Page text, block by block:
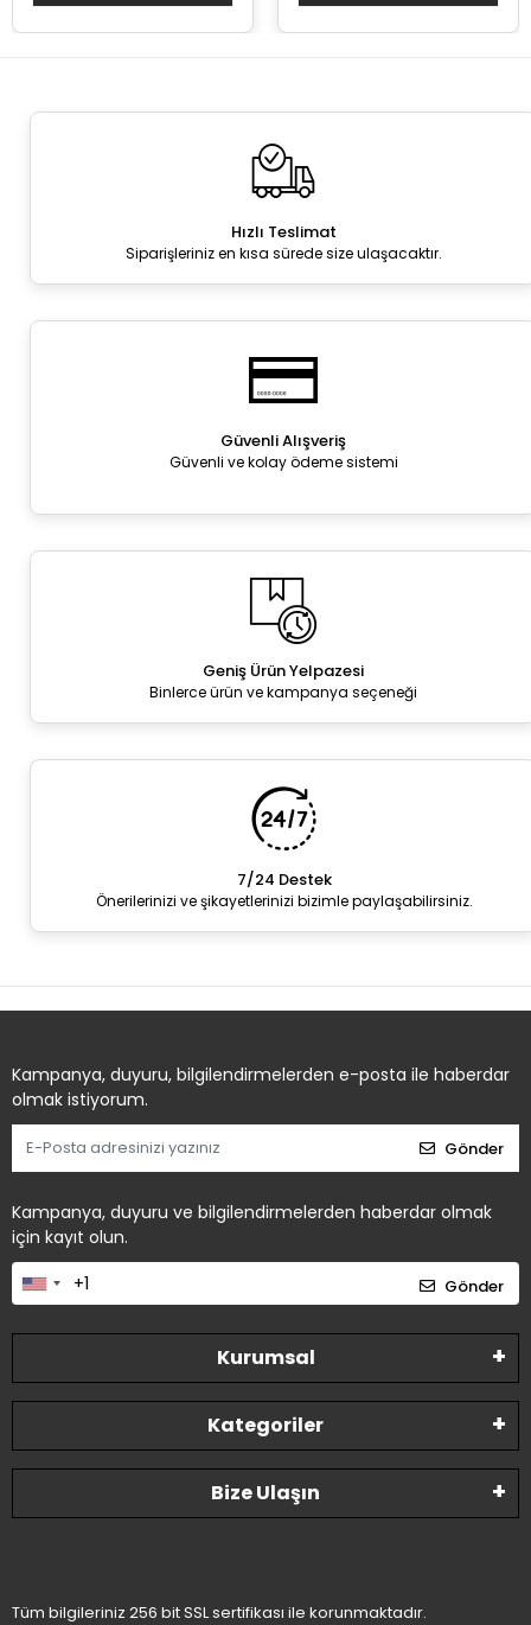
Hızlı Teslimat
Siparişleriniz en kısa sürede size ulaşacaktır.
Güvenli Alışveriş
Güvenli ve kolay ödeme sistemi
Geniş Ürün Yelpazesi
Binlerce ürün ve kampanya seçeneği
7/24 Destek
Önerilerinizi ve şikayetlerinizi bizimle paylaşabilirsiniz.
Kampanya, duyuru, bilgilendirmelerden e-posta ile haberdar
olmak istiyorum.
Gönder
Kampanya, duyuru ve bilgilendirmelerden haberdar olmak
için kayıt olun.
Gönder
Kurumsal
Kategoriler
Bize Ulaşın
Tüm bilgileriniz 256 bit SSL sertifikası ile korunmaktadır.